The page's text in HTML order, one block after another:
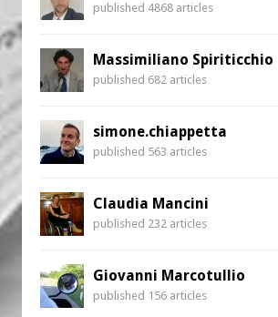
published 4868 articles
Massimiliano Spiriticchio
published 682 articles
simone.chiappetta
published 563 articles
Claudia Mancini
published 232 articles
Giovanni Marcotullio
published 156 articles